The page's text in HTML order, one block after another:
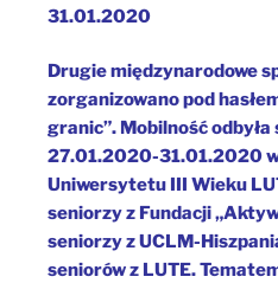
31.01.2020
Drugie międzynarodowe
zorganizowano pod
granic”. Mobilność odbyła
27.01.2020-31.01.2020
Uniwersytetu III Wieku
seniorzy z Fundacji
seniorzy z UCLM-
seniorów z LUTE.